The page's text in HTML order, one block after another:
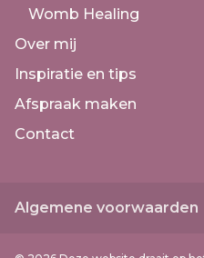
Womb Healing
Over mij
Inspiratie en tips
Afspraak maken
Contact
Algemene voorwaarden